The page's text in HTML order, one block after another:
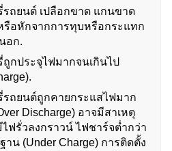
รถยนต์ เปลือกขาด แกนขาด
รือหักจากการทุบหรือกระแทก
อก.
ถูกประจุไฟมากจนเกินไป
รถยนต์ถูกคายกระแสไฟมาก
Discharge) อาจมีสาเหตุ
ฟรั่วลงกราวน์ ไฟชาร์จต่ำกว่า
าน (Under Charge) การติดตั้ง